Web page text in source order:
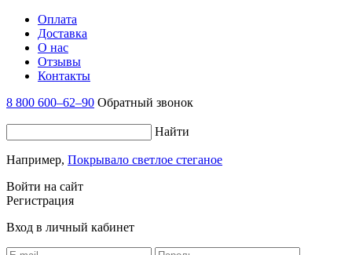
Оплата
Доставка
О нас
Отзывы
Контакты
8 800 600–62–90 Обратный звонок
Найти
Например, Покрывало светлое стеганое
Войти на сайт
Регистрация
Вход в личный кабинет